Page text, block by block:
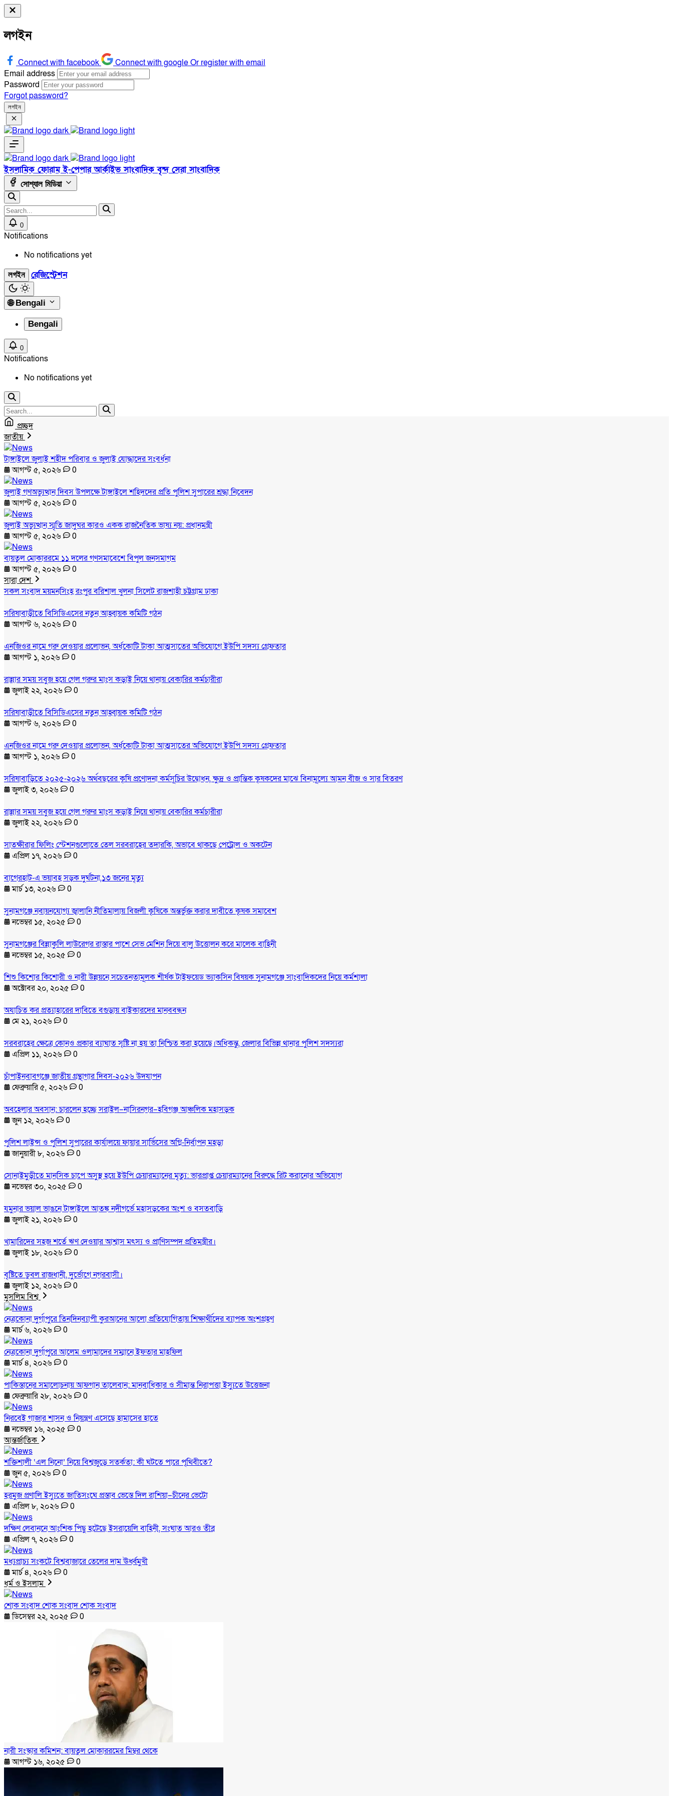
লগইন
Connect with facebook Connect with googleOr register with email
Email address
Password
Forgot password?
লগইন
ইসলামিক ফোরামই-পেপারআর্কাইভসাংবাদিক বৃন্দসেরা সাংবাদিক
সোশ্যাল মিডিয়া
0
Notifications
No notifications yet
লগইন রেজিস্ট্রেশন
🌐 Bengali
Bengali
0
Notifications
No notifications yet
প্রচ্ছদ
জাতীয়
টাঙ্গাইলে জুলাই শহীদ পরিবার ও জুলাই যোদ্ধাদের সংবর্ধনা
আগস্ট ৫, ২০২৬
0
জুলাই গণঅভ্যুত্থান দিবস উপলক্ষে টাঙ্গাইলে শহিদদের প্রতি পুলিশ সুপারের শ্রদ্ধা নিবেদন
আগস্ট ৫, ২০২৬
0
জুলাই অভ্যুত্থান স্মৃতি জাদুঘর কারও একক রাজনৈতিক ভাষ্য নয়: প্রধানমন্ত্রী
আগস্ট ৫, ২০২৬
0
বায়তুল মোকাররমে ১১ দলের গণসমাবেশে বিপুল জনসমাগম
আগস্ট ৫, ২০২৬
0
সারা দেশ
সকল সংবাদময়মনসিংহরংপুরবরিশালখুলনাসিলেটরাজশাহীচট্টগ্রামঢাকা
সরিষাবাড়ীতে বিসিডিএসের নতুন আহ্বায়ক কমিটি গঠন
আগস্ট ৬, ২০২৬
0
এনজিওর নামে গরু দেওয়ার প্রলোভন, অর্ধকোটি টাকা আত্মসাতের অভিযোগে ইউপি সদস্য গ্রেফতার
আগস্ট ১, ২০২৬
0
রান্নার সময় সবুজ হয়ে গেল গরুর মাংস কড়াই নিয়ে থানায় বেকারির কর্মচারীরা
জুলাই ২২, ২০২৬
0
সরিষাবাড়ীতে বিসিডিএসের নতুন আহ্বায়ক কমিটি গঠন
আগস্ট ৬, ২০২৬
0
এনজিওর নামে গরু দেওয়ার প্রলোভন, অর্ধকোটি টাকা আত্মসাতের অভিযোগে ইউপি সদস্য গ্রেফতার
আগস্ট ১, ২০২৬
0
সরিষাবাড়িতে ২০২৫-২০২৬ অর্থবছরের কৃষি প্রণোদনা কর্মসূচির উদ্বোধন, ক্ষুদ্র ও প্রান্তিক কৃষকদের মাঝে বিনামূল্যে আমন বীজ ও সার বিতরণ
জুলাই ৩, ২০২৬
0
রান্নার সময় সবুজ হয়ে গেল গরুর মাংস কড়াই নিয়ে থানায় বেকারির কর্মচারীরা
জুলাই ২২, ২০২৬
0
সাতক্ষীরার ফিলিং স্টেশনগুলোতে তেল সরবরাহের তদারকি, অভাবে থাকছে পেট্রোল ও অকটেন
এপ্রিল ১৭, ২০২৬
0
বাগেরহাট-এ ভয়াবহ সড়ক দুর্ঘটনা,১৩ জনের মৃত্যু
মার্চ ১৩, ২০২৬
0
সুনামগঞ্জে নবায়নযোগ্য জ্বালানি নীতিমালায় বিজলী কৃষিকে অন্তর্ভুক্ত করার দাবীতে কৃষক সমাবেশ
নভেম্বর ১৫, ২০২৫
0
সুনামগঞ্জের বিন্নাকুলি লাউরেগর রাস্তার পাশে সেভ মেশিন দিয়ে বালু উত্তোলন করে মালেক বাহিনী
নভেম্বর ১৫, ২০২৫
0
শিশু কিশোর কিশোরী ও নারী উন্নয়নে সচেতনতামূলক শীর্ষক টাইফয়েড ভ্যাকসিন বিষয়ক সুনামগঞ্জে সাংবাদিকদের নিয়ে কর্মশালা
অক্টোবর ২০, ২০২৫
0
অযাচিত কর প্রত্যাহারের দাবিতে বগুড়ায় বাইকারদের মানববন্ধন
মে ২১, ২০২৬
0
সরবরাহের ক্ষেত্রে কোনও প্রকার ব্যাঘাত সৃষ্টি না হয় তা নিশ্চিত করা হয়েছে।অধিকন্তু, জেলার বিভিন্ন থানার পুলিশ সদস্যরা
এপ্রিল ১১, ২০২৬
0
চাঁপাইনবাবগঞ্জে জাতীয় গ্রন্থাগার দিবস-২০২৬ উদযাপন
ফেব্রুয়ারি ৫, ২০২৬
0
অবহেলার অবসান: চারলেন হচ্ছে সরাইল–নাসিরনগর–হবিগঞ্জ আঞ্চলিক মহাসড়ক
জুন ১২, ২০২৬
0
পুলিশ লাইন্স ও পুলিশ সুপারের কার্যালয়ে ফায়ার সার্ভিসের অগ্নি-নির্বাপন মহড়া
জানুয়ারী ৮, ২০২৬
0
সোনাইমুড়ীতে মানসিক চাপে অসুস্থ হয়ে ইউপি চেয়ারম্যানের মৃত্যু: ভারপ্রাপ্ত চেয়ারম্যানের বিরুদ্ধে রিট করানোর অভিযোগ
নভেম্বর ৩০, ২০২৫
0
যমুনার ভয়াল ভাঙনে টাঙ্গাইলে আতঙ্ক নদীগর্ভে মহাসড়কের অংশ ও বসতবাড়ি
জুলাই ২১, ২০২৬
0
খামারিদের সহজ শর্তে ঋণ দেওয়ার আশ্বাস মৎস্য ও প্রাণিসম্পদ প্রতিমন্ত্রীর।
জুলাই ১৮, ২০২৬
0
বৃষ্টিতে ডুবল রাজধানী, দুর্ভোগে নগরবাসী।
জুলাই ১২, ২০২৬
0
মুসলিম বিশ্ব
নেত্রকোনা দুর্গাপুরে তিনদিনব্যাপী কুরআনের আলো প্রতিযোগিতায় শিক্ষার্থীদের ব্যাপক অংশগ্রহণ
মার্চ ৬, ২০২৬
0
নেত্রকোনা দুর্গাপুরে আলেম ওলামাদের সম্মানে ইফতার মাহফিল
মার্চ ৪, ২০২৬
0
পাকিস্তানের সমালোচনায় আফগান তালেবান: মানবাধিকার ও সীমান্ত নিরাপত্তা ইস্যুতে উত্তেজনা
ফেব্রুয়ারি ২৮, ২০২৬
0
নিরবেই গাজার শাসন ও নিয়ন্ত্রণ এসেছে হামাসের হাতে
নভেম্বর ১৬, ২০২৫
0
আন্তর্জাতিক
শক্তিশালী ‘এল নিনো’ নিয়ে বিশ্বজুড়ে সতর্কতা: কী ঘটতে পারে পৃথিবীতে?
জুন ৫, ২০২৬
0
হরমুজ প্রণালি ইস্যুতে জাতিসংঘে প্রস্তাব ভেস্তে দিল রাশিয়া–চীনের ভেটো
এপ্রিল ৮, ২০২৬
0
দক্ষিণ লেবাননে আংশিক পিছু হটেছে ইসরায়েলি বাহিনী, সংঘাত আরও তীব্র
এপ্রিল ৭, ২০২৬
0
মধ্যপ্রাচ্য সংকটে বিশ্ববাজারে তেলের দাম ঊর্ধ্বমুখী
মার্চ ৪, ২০২৬
0
ধর্ম ও ইসলাম
শোক সংবাদ শোক সংবাদ শোক সংবাদ
ডিসেম্বর ২২, ২০২৫
0
নারী সংস্কার কমিশন: বায়তুল মোকাররমের মিম্বর থেকে
আগস্ট ১৬, ২০২৫
0